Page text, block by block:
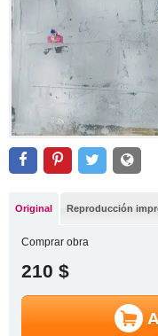
Original Reproducción
Comprar obra
210 $